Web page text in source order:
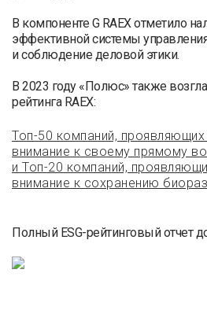
В компоненте G RAEX отметило
эффективной системы
и соблюдение деловой этики.
В 2023 году «Полюс» также
рейтинга RAEX:
Топ-50 компаний,
внимание к своему прямому
и Топ-20 компаний,
внимание к сохранению
Полный ESG-рейтинговый отчет